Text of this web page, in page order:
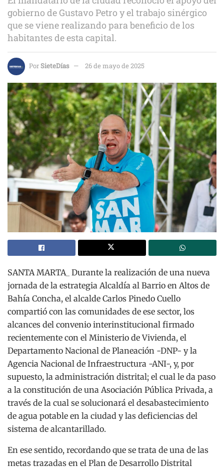
gobierno de Gustavo Petro y el trabajo sinérgico
que se viene realizando para beneficio de los
habitantes de esta capital.
PorSieteDías 26 de mayo de 2025
SANTA MARTA_ Durante la realización de una nueva
jornada de la estrategia Alcaldía al Barrio en Altos de
Bahía Concha, el alcalde Carlos Pinedo Cuello
compartió con las comunidades de ese sector, los
alcances del convenio interinstitucional firmado
recientemente con el Ministerio de Vivienda, el
Departamento Nacional de Planeación -DNP- y la
Agencia Nacional de Infraestructura -ANI-, y, por
supuesto, la administración distrital; el cual le da paso
a la constitución de una Asociación Pública Privada, a
través de la cual se solucionará el desabastecimiento
de agua potable en la ciudad y las deficiencias del
sistema de alcantarillado.
En ese sentido, recordando que se trata de una de las
metas trazadas en el Plan de Desarrollo Distrital